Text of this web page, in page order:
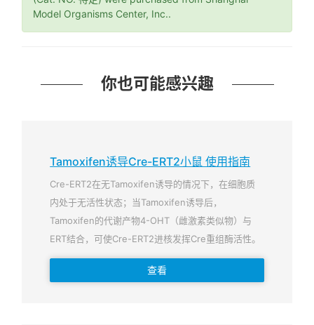
Model Organisms Center, Inc..
你也可能感兴趣
Tamoxifen诱导Cre-ERT2小鼠 使用指南
Cre-ERT2在无Tamoxifen诱导的情况下，在细胞质
内处于无活性状态；当Tamoxifen诱导后，
Tamoxifen的代谢产物4-OHT（雌激素类似物）与
ERT结合，可使Cre-ERT2进核发挥Cre重组酶活性。
查看